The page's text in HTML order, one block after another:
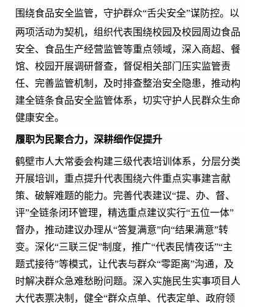
围绕食品安全监管，守护群众“舌尖安全”谋防控。 以
两项活动为契机，组织代表围绕校园及校园周边食品
安全、食品生产经营监管等重点领域，深入商超、餐
馆、校园开展调研督查，督促相关部门压实监管责
任、完善监管机制，及时排查整治安全隐患，推动构
建全链条食品安全监管体系，切实守护人民群众生命
健康安全。
履职为民聚合力，深耕细作促提升
鹤壁市人大常委会构建三级代表培训体系，分层分类
开展培训，重点提升代表围绕六件重点实事建言献
策、破解难题的能力。完善代表建议“提、办、督、
评”全链条闭环管理，精选重点建议实行“五位一体”
督办，推动建议办理从“答复满意”向“结果满意”转
变。深化“三联三促”制度，推广“代表民情夜话”“主
题式接待”等模式，让代表与群众“零距离”沟通，及
时解决群众急难愁盼问题。深入实施民生实事项目人
大代表票决制，健全“群众点单、代表定单、政府领